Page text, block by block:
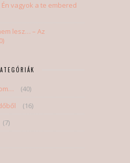
vagyok a te embered
lesz… – Az
(40)
(16)
(7)